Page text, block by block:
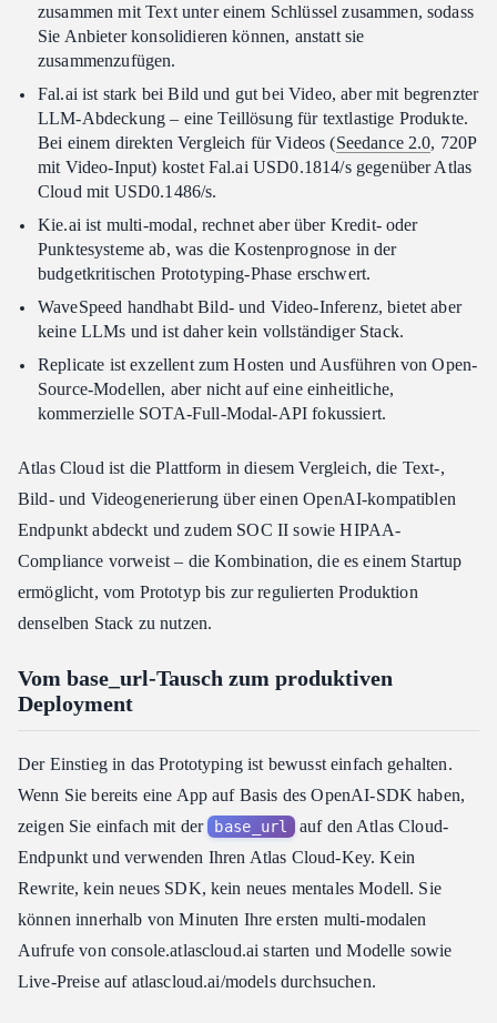
zusammen mit Text unter einem Schlüssel zusammen, sodass
Sie Anbieter konsolidieren können, anstatt sie
zusammenzufügen.
Fal.ai ist stark bei Bild und gut bei Video, aber mit begrenzter
LLM-Abdeckung – eine Teillösung für textlastige Produkte.
Bei einem direkten Vergleich für Videos (Seedance 2.0, 720P
mit Video-Input) kostet Fal.ai USD0.1814/s gegenüber Atlas
Cloud mit USD0.1486/s.
Kie.ai ist multi-modal, rechnet aber über Kredit- oder
Punktesysteme ab, was die Kostenprognose in der
budgetkritischen Prototyping-Phase erschwert.
WaveSpeed handhabt Bild- und Video-Inferenz, bietet aber
keine LLMs und ist daher kein vollständiger Stack.
Replicate ist exzellent zum Hosten und Ausführen von Open-
Source-Modellen, aber nicht auf eine einheitliche,
kommerzielle SOTA-Full-Modal-API fokussiert.
Atlas Cloud ist die Plattform in diesem Vergleich, die Text-,
Bild- und Videogenerierung über einen OpenAI-kompatiblen
Endpunkt abdeckt und zudem SOC II sowie HIPAA-
Compliance vorweist – die Kombination, die es einem Startup
ermöglicht, vom Prototyp bis zur regulierten Produktion
denselben Stack zu nutzen.
Vom base_url-Tausch zum produktiven
Deployment
Der Einstieg in das Prototyping ist bewusst einfach gehalten.
Wenn Sie bereits eine App auf Basis des OpenAI-SDK haben,
zeigen Sie einfach mit der base_url
auf den Atlas Cloud-
Endpunkt und verwenden Ihren Atlas Cloud-Key. Kein
Rewrite, kein neues SDK, kein neues mentales Modell. Sie
können innerhalb von Minuten Ihre ersten multi-modalen
Aufrufe von console.atlascloud.ai starten und Modelle sowie
Live-Preise auf atlascloud.ai/models durchsuchen.